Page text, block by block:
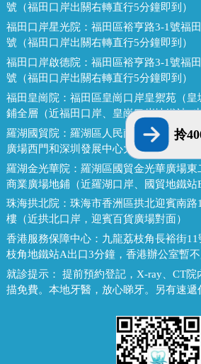
號（福田口岸出關右轉直行5分鐘即到）
福田口岸星光院： 福田區裕亨路3-1號福
號（福田口岸出關右轉直行5分鐘即到）
福田口岸啟德院： 福田區裕亨路3-1號福
號（福田口岸出關右轉直行5分鐘即到）
福田皇崗院： 福田區皇崗口岸皇禦苑（
鋪全層（近福田口岸、皇崗口岸地鐵站E
羅湖國貿院： 羅湖區人民南路熙龍大廈
廣場西門和深圳發展中心大廈對面，國貿
羅湖金光華院： 羅湖區國貿金光華廣場東
商業廣場地鋪（近羅湖口岸、國貿地鐵站
珠海拱北院： 珠海市香洲區拱北迎賓南路
樓（近拱北口岸，迎賓百貨廣場對面）
香港服務保障中心： 九龍荔枝角長裕街
枝角地鐵站A出口3分鐘，香港辦公室暫不
就診提示： 提前預約登記，X-ray、CT
描免費。本地牙醫，放心睇牙。另有速遞
拎